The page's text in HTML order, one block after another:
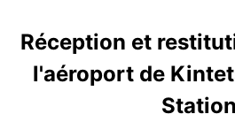
Réception et
l'aéroport de
Station